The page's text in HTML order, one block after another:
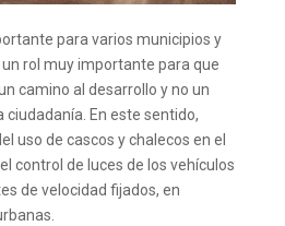
para varios municipios y
rol muy importante para que
camino al desarrollo y no un
En este sentido,
uso de cascos y chalecos en el
control de luces de los vehículos
de velocidad fijados, en